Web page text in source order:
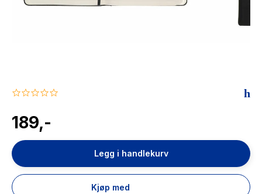
0.0
rating
189,-
Legg i handlekurv
Kjøp med